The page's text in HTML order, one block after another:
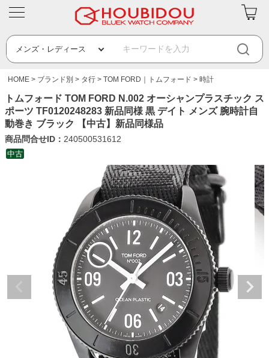
HOME ブランド別 タ行 TOM FORD｜トムフォード 時計
トムフォード TOM FORD N.002 オーシャンプラスチック ス
ポーツ TF0120248283 新品同様 黒 デイト メンズ 腕時計自
動巻き ブラック 【中古】新品同様品
商品問合せID： 240500531612
中古